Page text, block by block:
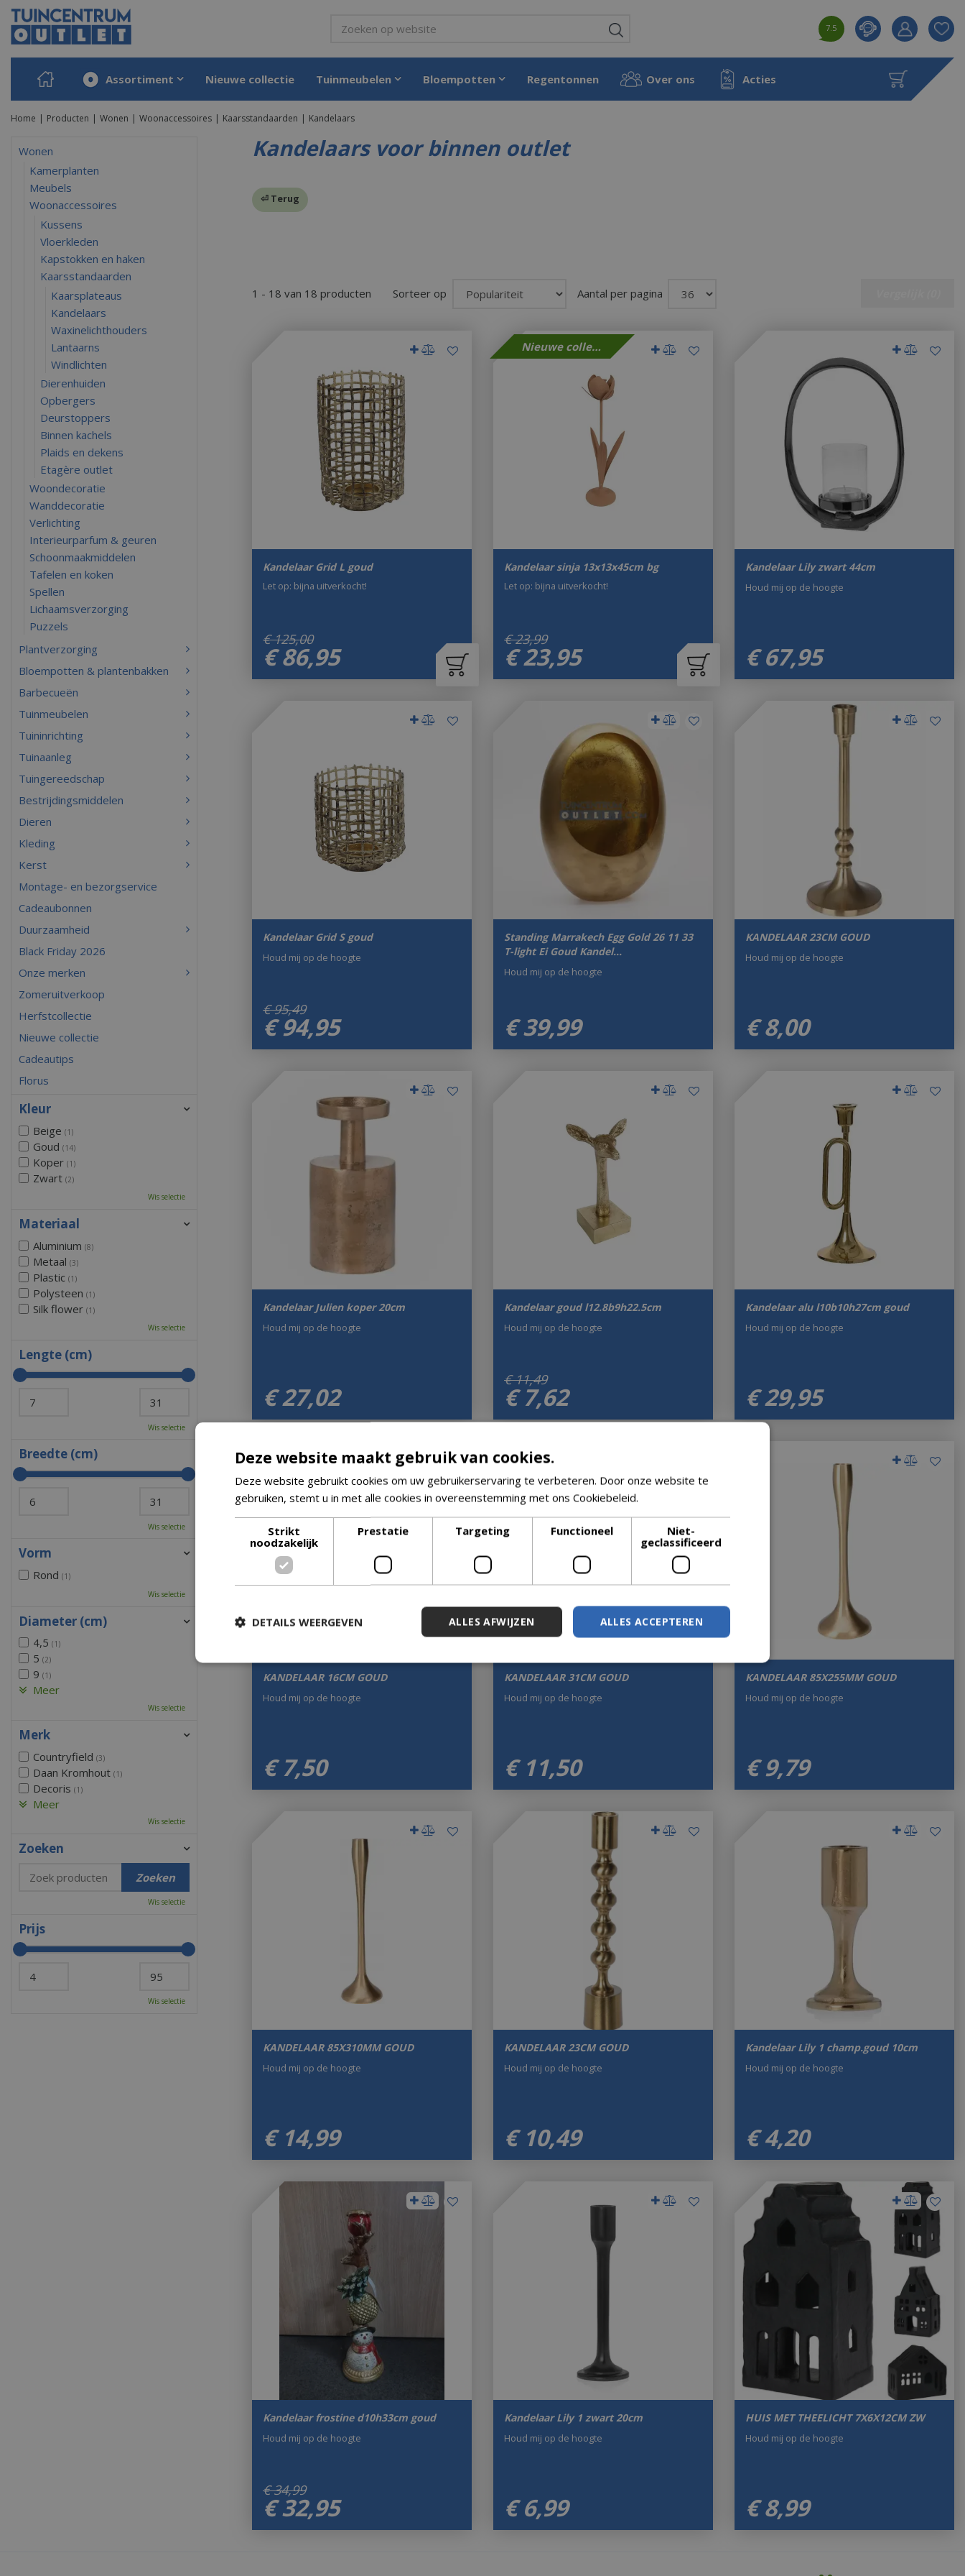
Ga
naar
content
Home Producten Wonen Woonaccessoires Kaarsstandaarden Kandelaars
7.5
Product
aan
Assortiment Nieuwe collectie Tuinmeubelen Bloempotten Regentonnen Over ons Acties
Kandelaars voor binnen outlet
⏎ Terug
1 - 18 van 18 producten Aantal per pagina
Sorteer op
Kandelaar Grid L goud
€ 125,00
€ 86,95
Let op: bijna uitverkocht!
Nieuwe collectie
Kandelaar sinja 13x13x45cm bg
€ 23,99
€ 23,95
Let op: bijna uitverkocht!
Kandelaar Lily zwart 44cm
€ 67,95
Houd mij op de hoogte
Kandelaar Grid S goud
€ 95,49
€ 94,95
Houd mij op de hoogte
Standing Marrakech Egg Gold 26 11 33
T-light Ei Goud Kandel…
€ 39,99
Houd mij op de hoogte
KANDELAAR 23CM GOUD
€ 8,00
Houd mij op de hoogte
Kandelaar Julien koper 20cm
€ 27,02
Houd mij op de hoogte
Kandelaar goud l12.8b9h22.5cm
€ 11,49
€ 7,62
Houd mij op de hoogte
Kandelaar alu l10b10h27cm goud
€ 29,95
Houd mij op de hoogte
KANDELAAR 16CM GOUD
€ 7,50
Houd mij op de hoogte
KANDELAAR 31CM GOUD
€ 11,50
Houd mij op de hoogte
KANDELAAR 85X255MM GOUD
€ 9,79
Houd mij op de hoogte
KANDELAAR 85X310MM GOUD
€ 14,99
Houd mij op de hoogte
KANDELAAR 23CM GOUD
€ 10,49
Houd mij op de hoogte
Kandelaar Lily 1 champ.goud 10cm
€ 4,20
Houd mij op de hoogte
Kandelaar frostine d10h33cm goud
€ 34,99
€ 32,95
Houd mij op de hoogte
Kandelaar Lily 1 zwart 20cm
€ 6,99
Houd mij op de hoogte
HUIS MET THEELICHT 7X6X12CM ZW
€ 8,99
Houd mij op de hoogte
Wonen
Kamerplanten
Meubels
Woonaccessoires
Kussens
Vloerkleden
Kapstokken en haken
Kaarsstandaarden
Kaarsplateaus
Kandelaars
Waxinelichthouders
Lantaarns
Windlichten
Dierenhuiden
Opbergers
Deurstoppers
Binnen kachels
Plaids en dekens
Etagère outlet
Woondecoratie
Wanddecoratie
Verlichting
Interieurparfum & geuren
Schoonmaakmiddelen
Tafelen en koken
Spellen
Lichaamsverzorging
Puzzels
Plantverzorging
Bloempotten & plantenbakken
Barbecueën
Tuinmeubelen
Tuininrichting
Tuinaanleg
Tuingereedschap
Bestrijdingsmiddelen
Dieren
Kleding
Kerst
Montage- en bezorgservice
Cadeaubonnen
Duurzaamheid
Black Friday 2026
Onze merken
Zomeruitverkoop
Herfstcollectie
Nieuwe collectie
Cadeautips
Florus
Kleur
Beige (1)
Goud (14)
Koper (1)
Zwart (2)
Wis selectie
Materiaal
Aluminium (8)
Metaal (3)
Plastic (1)
Polysteen (1)
Silk flower (1)
Wis selectie
Lengte (cm)
Wis selectie
Breedte (cm)
Wis selectie
Vorm
Rond (1)
Wis selectie
Diameter (cm)
4,5 (1)
5 (2)
9 (1)
Meer
Wis selectie
Merk
Countryfield (3)
Daan Kromhout (1)
Decoris (1)
Meer
Wis selectie
Zoeken
Wis selectie
Prijs
Wis selectie
Deze website maakt gebruik van cookies.
Deze website gebruikt cookies om uw gebruikerservaring te verbeteren. Door onze website te
gebruiken, stemt u in met alle cookies in overeenstemming met ons Cookiebeleid.
Strikt
noodzakelijk
Prestatie Targeting Functioneel
Niet-
geclassificeerd
ALLES ACCEPTEREN
ALLES AFWIJZEN
DETAILS WEERGEVEN